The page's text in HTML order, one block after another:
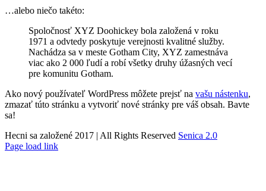
…alebo niečo takéto:
Spoločnosť XYZ Doohickey bola založená v roku
1971 a odvtedy poskytuje verejnosti kvalitné služby.
Nachádza sa v meste Gotham City, XYZ zamestnáva
viac ako 2 000 ľudí a robí všetky druhy úžasných vecí
pre komunitu Gotham.
Ako nový používateľ WordPress môžete prejsť na vašu nástenku,
zmazať túto stránku a vytvoriť nové stránky pre váš obsah. Bavte
sa!
Hecni sa založené 2017 | All Rights Reserved Senica 2.0
Facebook
Instagram
YouTube
Page load link